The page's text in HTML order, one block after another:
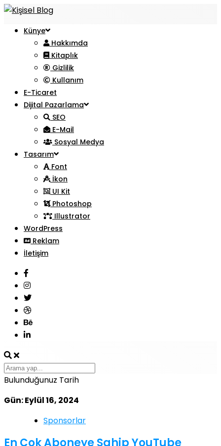
Künye
Hakkımda
Kitaplık
Gizlilik
Kullanım
E-Ticaret
Dijital Pazarlama
SEO
E-Mail
Sosyal Medya
Tasarım
Font
İkon
UI Kit
Photoshop
Illustrator
WordPress
Reklam
İletişim
Bulunduğunuz Tarih
Gün: Eylül 16, 2024
Sponsorlar
En Çok Aboneye Sahip YouTube